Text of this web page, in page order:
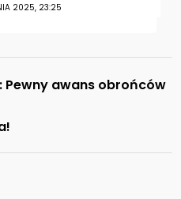
2025, 23:25
Pewny awans obrońców